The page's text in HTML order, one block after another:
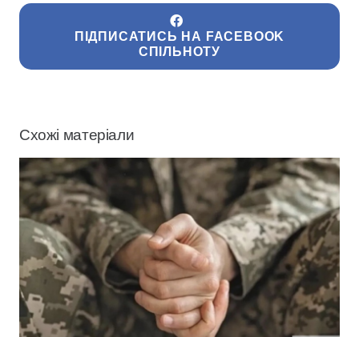
ПІДПИСАТИСЬ НА FACEBOOK
СПІЛЬНОТУ
Схожі матеріали